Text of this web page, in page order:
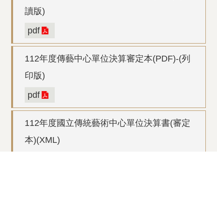
讀版)
pdf
112年度傳藝中心單位決算審定本(PDF)-(列
印版)
pdf
112年度國立傳統藝術中心單位決算書(審定
本)(XML)